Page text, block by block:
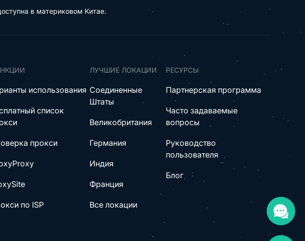
в материковом Китае.
использования
список
прокси
по ISP
ЛУЧШИЕ ЛОКАЦИИ
Соединенные
Штаты
Великобритания
Германия
Индия
Франция
Все локации
РЕСУРСЫ
Партнерская программа
Часто задаваемые
вопросы
Руководство
пользователя
Блог